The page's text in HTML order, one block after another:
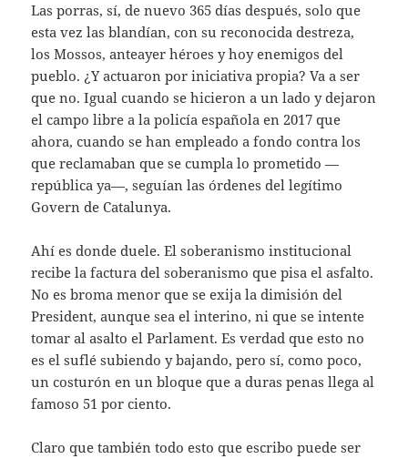
Las porras, sí, de nuevo 365 días después, solo que
esta vez las blandían, con su reconocida destreza,
los Mossos, anteayer héroes y hoy enemigos del
pueblo. ¿Y actuaron por iniciativa propia? Va a ser
que no. Igual cuando se hicieron a un lado y dejaron
el campo libre a la policía española en 2017 que
ahora, cuando se han empleado a fondo contra los
que reclamaban que se cumpla lo prometido —
república ya—, seguían las órdenes del legítimo
Govern de Catalunya.
Ahí es donde duele. El soberanismo institucional
recibe la factura del soberanismo que pisa el asfalto.
No es broma menor que se exija la dimisión del
President, aunque sea el interino, ni que se intente
tomar al asalto el Parlament. Es verdad que esto no
es el suflé subiendo y bajando, pero sí, como poco,
un costurón en un bloque que a duras penas llega al
famoso 51 por ciento.
Claro que también todo esto que escribo puede ser